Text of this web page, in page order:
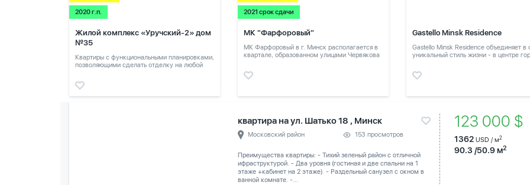
2020 г.п.
Жилой комплекс «Уручский-2» дом
№35
Квартиры с функциональными планировками,
позволяющими сделать отделку на любой
2021 срок сдачи
МК "Фарфоровый"
МК Фарфоровый в г. Минск располагается в
квартале, образованном улицами Червякова
Gastello Minsk Residence
Gastello Minsk Residence объединяет в
уникальный стиль жизни - в центре
квартира на ул. Шатько 18 , Минск
Московский район 153 просмотров
Преимущества квартиры: - Тихий зеленый район с отличной
ифраструктурой. - Два уровня (гостиная и две спальни на 1
этаже +кабинет на 2 этаже). - Раздельный санузел с окном в
ванной комнате. -...
123 000 $
1362 USD / м2
90.3 /50.9 м2